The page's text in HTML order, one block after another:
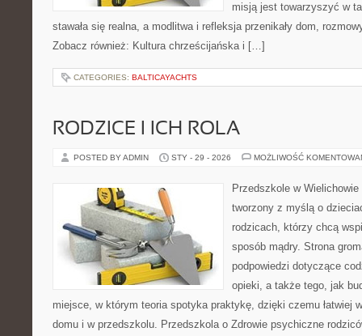
misją jest towarzyszyć w
stawała się realna, a modlitwa i refleksja przenikały dom,
Zobacz również: Kultura chrześcijańska i […]
CATEGORIES: BALTICAYACHTS
RODZICE I ICH ROLA
POSTED BY ADMIN STY - 29 - 2026 MOŻLIWOŚĆ
Przedszkole w
tworzony z myślą o
rodzicach, którzy chcą
sposób mądry. Strona
podpowiedzi dotyczące
opieki, a także tego, jak
miejsce, w którym teoria spotyka praktykę, dzięki czemu łatwiej
domu i w przedszkolu. Przedszkola o Zdrowie psychiczne